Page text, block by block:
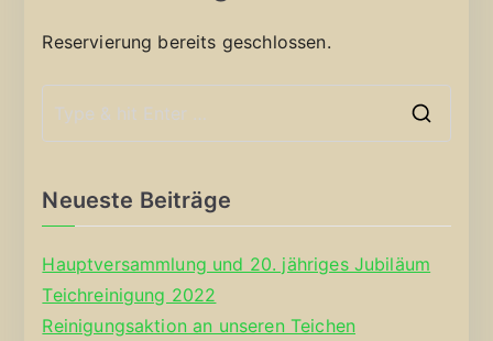
Reservierung bereits geschlossen.
Neueste Beiträge
Hauptversammlung und 20. jähriges Jubiläum
Teichreinigung 2022
Reinigungsaktion an unseren Teichen